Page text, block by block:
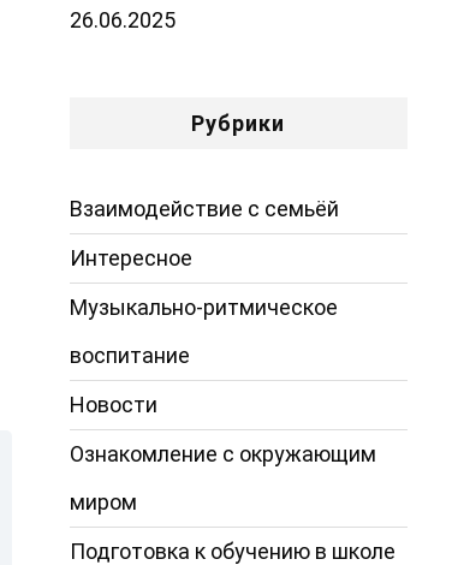
26.06.2025
Рубрики
Взаимодействие с семьёй
Интересное
Музыкально-ритмическое
воспитание
Новости
Ознакомление с окружающим
миром
Подготовка к обучению в школе